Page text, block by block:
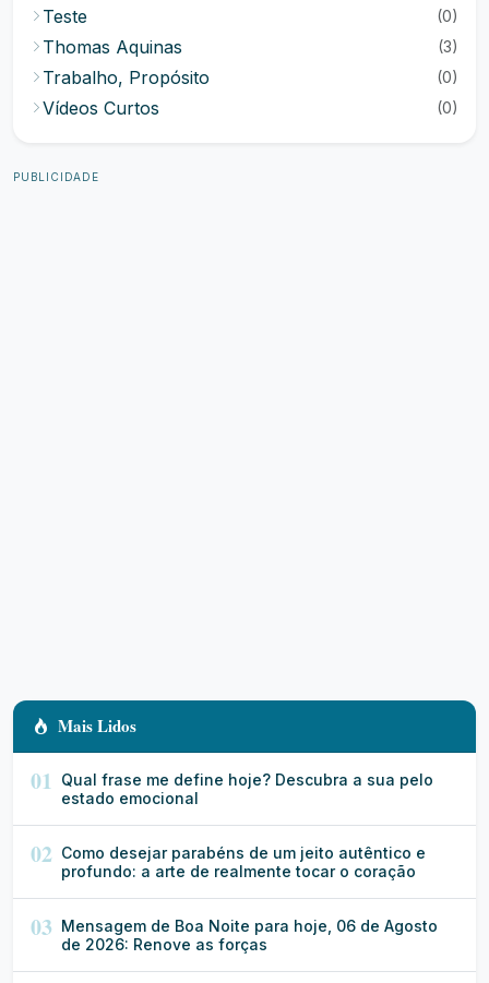
Teste (0)
Thomas Aquinas (3)
Trabalho, Propósito (0)
Vídeos Curtos (0)
PUBLICIDADE
Mais Lidos
01 Qual frase me define hoje? Descubra a sua pelo
estado emocional
02 Como desejar parabéns de um jeito autêntico e
profundo: a arte de realmente tocar o coração
03 Mensagem de Boa Noite para hoje, 06 de Agosto
de 2026: Renove as forças